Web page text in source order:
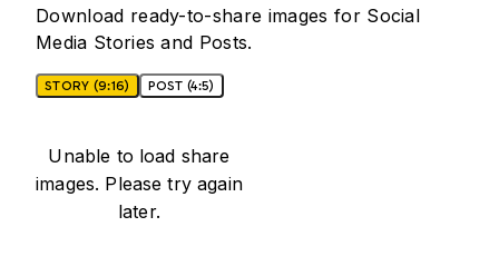
Download ready-to-share images for Social
Media Stories and Posts.
STORY (9:16) POST (4:5)
Unable to load share
images. Please try again
later.